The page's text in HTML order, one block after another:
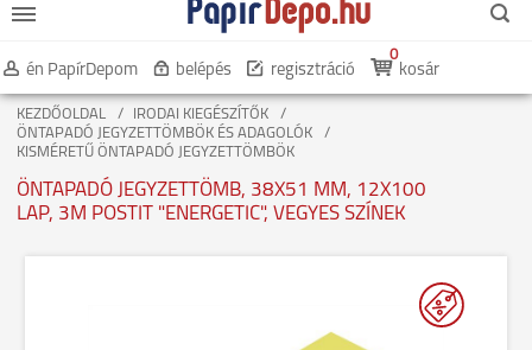
én PapírDepom belépés regisztráció kosár
0
KEZDŐOLDAL
IRODAI KIEGÉSZÍTŐK
ÖNTAPADÓ JEGYZETTÖMBÖK ÉS ADAGOLÓK
KISMÉRETŰ ÖNTAPADÓ JEGYZETTÖMBÖK
ÖNTAPADÓ JEGYZETTÖMB, 38X51 MM, 12X100
LAP, 3M POSTIT "ENERGETIC", VEGYES SZÍNEK